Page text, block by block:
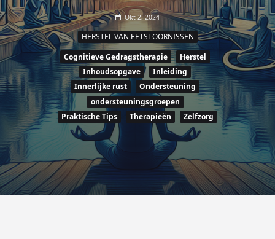
Okt 2, 2024
HERSTEL VAN EETSTOORNISSEN
Cognitieve Gedragstherapie
Herstel
Inhoudsopgave
Inleiding
Innerlijke rust
Ondersteuning
ondersteuningsgroepen
Praktische Tips
Therapieën Zelfzorg